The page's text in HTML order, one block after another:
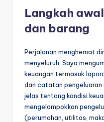
Langkah
dan barang
Perjalanan menghemat
menyeluruh. Saya
keuangan termasuk
dan catatan pengeluaran
jelas tentang kondisi
mengelompokkan
(perumahan, utilitas,